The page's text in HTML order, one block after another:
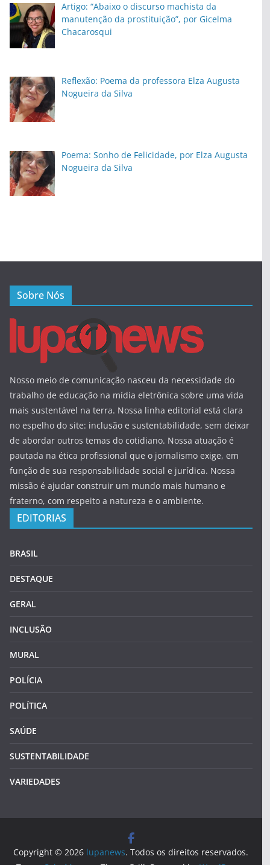
Artigo: “Abaixo o discurso machista da
manutenção da prostituição”, por Gicelma
Chacarosqui
Reflexão: Poema da professora Elza Augusta
Nogueira da Silva
Poema: Sonho de Felicidade, por Elza Augusta
Nogueira da Silva
Sobre Nós
Nosso meio de comunicação nasceu da necessidade do
trabalho de educação na mídia eletrônica sobre uma vida
mais sustentável na terra. Nossa linha editorial está clara
no espelho do site: inclusão e sustentabilidade, sem deixar
de abordar outros temas do cotidiano. Nossa atuação é
pautada na ética profissional que o jornalismo exige, em
função de sua responsabilidade social e jurídica. Nossa
missão é ajudar construir um mundo mais humano e
fraterno, com respeito a natureza e o ambiente.
EDITORIAS
BRASIL
DESTAQUE
GERAL
INCLUSÃO
MURAL
POLÍCIA
POLÍTICA
SAÚDE
SUSTENTABILIDADE
VARIEDADES
Copyright © 2026 lupanews. Todos os direitos reservados.